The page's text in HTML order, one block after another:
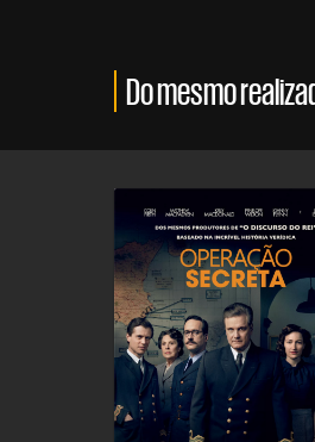
Do mesmo